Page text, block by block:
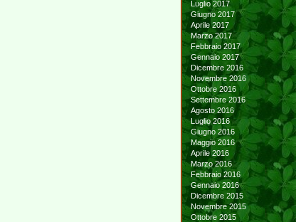
Luglio 2017
Giugno 2017
Aprile 2017
Marzo 2017
Febbraio 2017
Gennaio 2017
Dicembre 2016
Novembre 2016
Ottobre 2016
Settembre 2016
Agosto 2016
Luglio 2016
Giugno 2016
Maggio 2016
Aprile 2016
Marzo 2016
Febbraio 2016
Gennaio 2016
Dicembre 2015
Novembre 2015
Ottobre 2015